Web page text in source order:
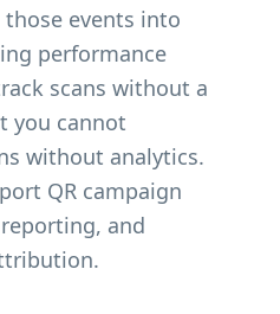
those events into
performance
scans without a
you cannot
without analytics.
QR campaign
and